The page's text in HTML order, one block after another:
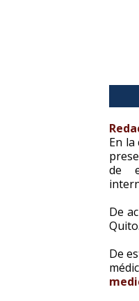
En
de
De
Quito.
De